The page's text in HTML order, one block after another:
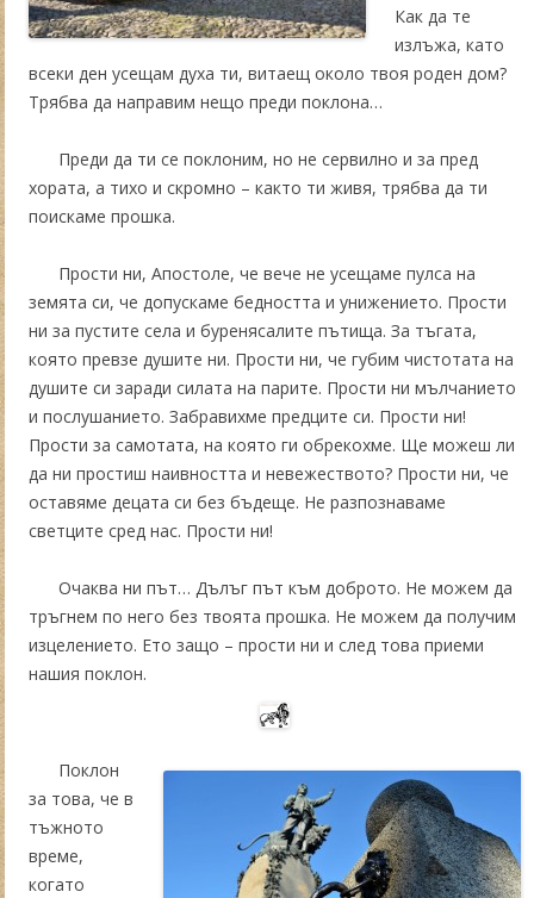
Как да те
излъжа, като
всеки ден усещам духа ти, витаещ около твоя роден дом?
Трябва да направим нещо преди поклона…
Преди да ти се поклоним, но не сервилно и за пред
хората, а тихо и скромно – както ти живя, трябва да ти
поискаме прошка.
Прости ни, Апостоле, че вече не усещаме пулса на
земята си, че допускаме бедността и унижението. Прости
ни за пустите села и буренясалите пътища. За тъгата,
която превзе душите ни. Прости ни, че губим чистотата на
душите си заради силата на парите. Прости ни мълчанието
и послушанието. Забравихме предците си. Прости ни!
Прости за самотата, на която ги обрекохме. Ще можеш ли
да ни простиш наивността и невежеството? Прости ни, че
оставяме децата си без бъдеще. Не разпознаваме
светците сред нас. Прости ни!
Очаква ни път… Дълъг път към доброто. Не можем да
тръгнем по него без твоята прошка. Не можем да получим
изцелението. Ето защо – прости ни и след това приеми
нашия поклон.
Поклон
за това, че в
тъжното
време,
когато